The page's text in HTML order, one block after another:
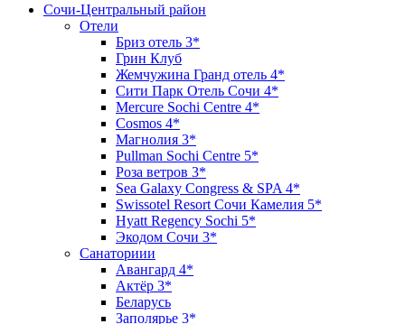
Сочи-Центральный район
Отели
Бриз отель 3*
Грин Клуб
Жемчужина Гранд отель 4*
Сити Парк Отель Сочи 4*
Mercure Sochi Centre 4*
Cosmos 4*
Магнолия 3*
Pullman Sochi Сеntre 5*
Роза ветров 3*
Sea Galaxy Congress & SPA 4*
Swissotel Resort Сочи Камелия 5*
Hyatt Regency Sochi 5*
Экодом Сочи 3*
Санаториии
Авангард 4*
Актёр 3*
Беларусь
Заполярье 3*